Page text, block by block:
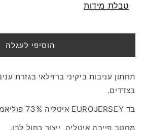
טבלת מידות
הוסיפי לעגלה
תחתון עניבות ביקיני ברזילאי בגזרת
בצדדים.
בד EUROJERSEY איטליה 73% פוליאמיד 23% לייקרה.
מחטב פייבה איטליה, ייצור כחול לבן.